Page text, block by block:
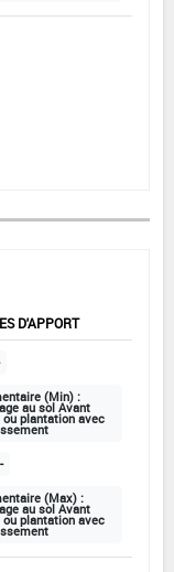
D'APPORT
(Min) :
au sol Avant
plantation avec
-
(Max) :
au sol Avant
plantation avec